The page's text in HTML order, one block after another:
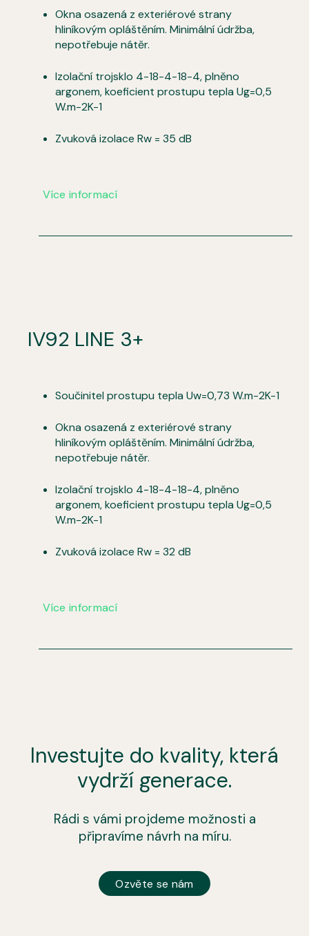
Okna osazená z exteriérové strany
hliníkovým opláštěním. Minimální údržba,
nepotřebuje nátěr.
Izolační trojsklo 4-18-4-18-4, plněno
argonem, koeficient prostupu tepla Ug=0,5
W.m-2K-1
Zvuková izolace Rw = 35 dB
Více informací
IV92 LINE 3+
Součinitel prostupu tepla Uw=0,73 W.m-2K-1
Okna osazená z exteriérové strany
hliníkovým opláštěním. Minimální údržba,
nepotřebuje nátěr.
Izolační trojsklo 4-18-4-18-4, plněno
argonem, koeficient prostupu tepla Ug=0,5
W.m-2K-1
Zvuková izolace Rw = 32 dB
Více informací
Investujte do kvality, která
vydrží generace.
Rádi s vámi projdeme možnosti a
připravíme návrh na míru.
Ozvěte se nám